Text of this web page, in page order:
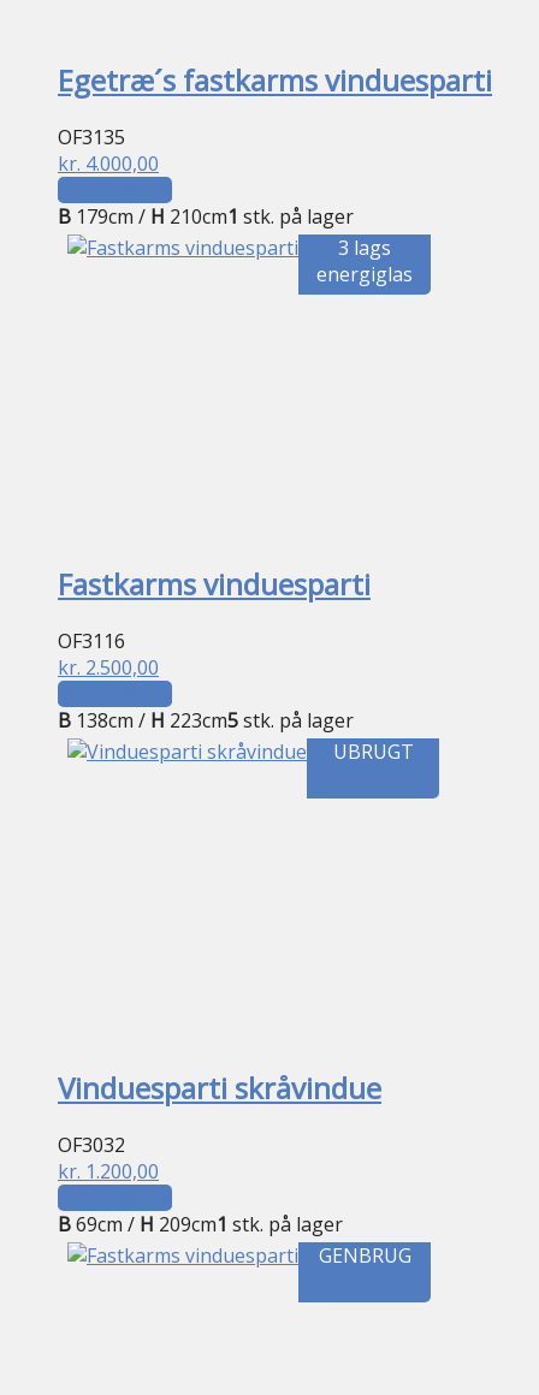
Egetræ´s fastkarms vinduesparti
OF3135
kr. 4.000,00
Tilføj til kurv
B 179cm / H 210cm1 stk. på lager
3 lags
energiglas
Fastkarms vinduesparti
OF3116
kr. 2.500,00
Tilføj til kurv
B 138cm / H 223cm5stk. på lager
UBRUGT
Vinduesparti skråvindue
OF3032
kr. 1.200,00
Tilføj til kurv
B69cm / H 209cm1 stk. på lager
GENBRUG